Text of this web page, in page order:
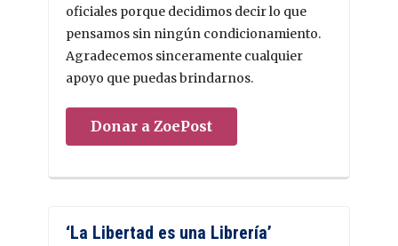
oficiales porque decidimos decir lo que
pensamos sin ningún condicionamiento.
Agradecemos sinceramente cualquier
apoyo que puedas brindarnos.
Donar a ZoePost
‘La Libertad es una Librería’